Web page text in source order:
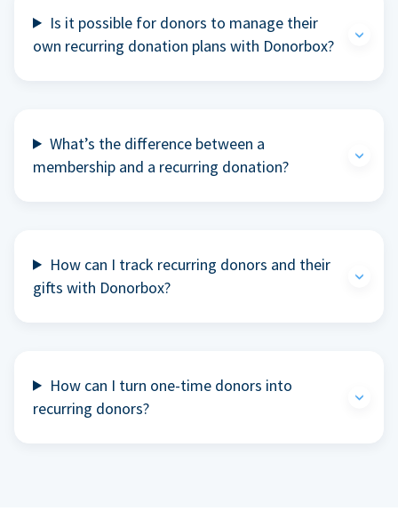
Is it possible for donors to manage their
own recurring donation plans with Donorbox?
What’s the difference between a
membership and a recurring donation?
How can I track recurring donors and their
gifts with Donorbox?
How can I turn one-time donors into
recurring donors?